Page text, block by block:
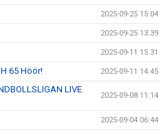
2025-09-25 15:04
2025-09-25 13:39
2025-09-11 15:31
65 Höör! 2025-09-11 14:45
LIVE
2025-09-08 11:14
2025-09-04 06:44